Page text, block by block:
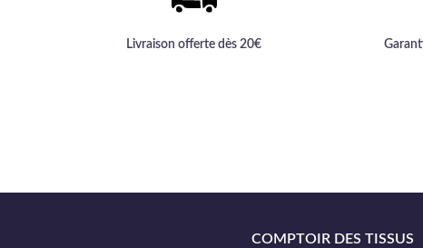
Livraison offerte dès 20€
COMPTOIR DES TISSUS